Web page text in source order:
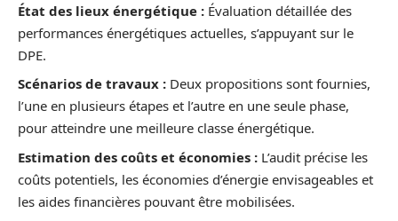
État des lieux énergétique : Évaluation détaillée des
performances énergétiques actuelles, s’appuyant sur le
DPE.
Scénarios de travaux : Deux propositions sont fournies,
l’une en plusieurs étapes et l’autre en une seule phase,
pour atteindre une meilleure classe énergétique.
Estimation des coûts et économies : L’audit précise les
coûts potentiels, les économies d’énergie envisageables et
les aides financières pouvant être mobilisées.